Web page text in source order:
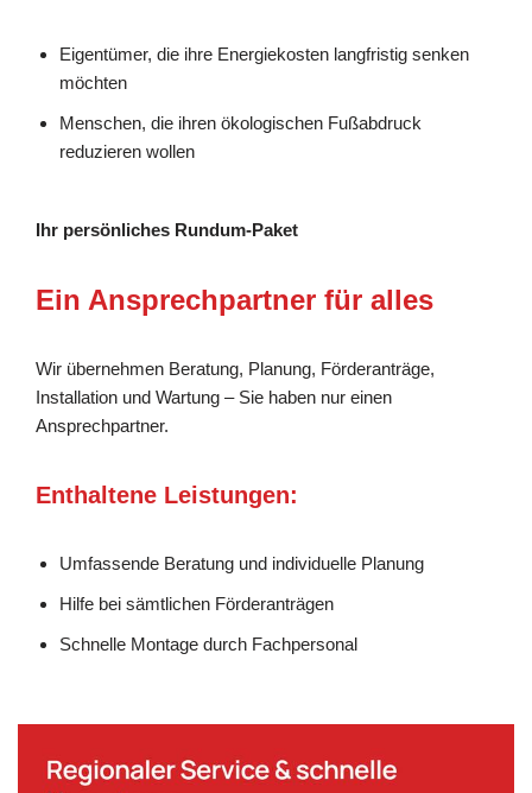
Eigentümer, die ihre Energiekosten langfristig senken
möchten
Menschen, die ihren ökologischen Fußabdruck
reduzieren wollen
Ihr persönliches Rundum-Paket
Ein Ansprechpartner für alles
Wir übernehmen Beratung, Planung, Förderanträge,
Installation und Wartung – Sie haben nur einen
Ansprechpartner.
Enthaltene Leistungen:
Umfassende Beratung und individuelle Planung
Hilfe bei sämtlichen Förderanträgen
Schnelle Montage durch Fachpersonal